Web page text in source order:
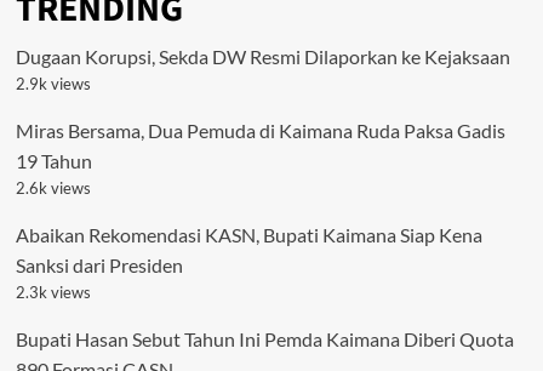
Dugaan Korupsi, Sekda DW Resmi Dilaporkan ke Kejaksaan
2.9k views
Miras Bersama, Dua Pemuda di Kaimana Ruda Paksa Gadis
19 Tahun
2.6k views
Abaikan Rekomendasi KASN, Bupati Kaimana Siap Kena
Sanksi dari Presiden
2.3k views
Bupati Hasan Sebut Tahun Ini Pemda Kaimana Diberi Quota